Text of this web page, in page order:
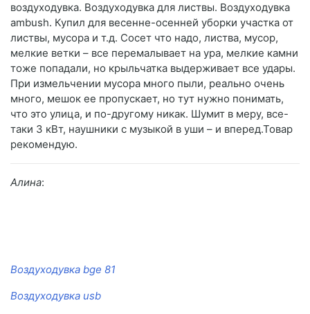
воздуходувка. Воздуходувка для листвы. Воздуходувка
ambush. Купил для весенне-осенней уборки участка от
листвы, мусора и т.д. Сосет что надо, листва, мусор,
мелкие ветки – все перемалывает на ура, мелкие камни
тоже попадали, но крыльчатка выдерживает все удары.
При измельчении мусора много пыли, реально очень
много, мешок ее пропускает, но тут нужно понимать,
что это улица, и по-другому никак. Шумит в меру, все-
таки 3 кВт, наушники с музыкой в уши – и вперед.Товар
рекомендую.
Алина:
Воздуходувка bge 81
Воздуходувка usb